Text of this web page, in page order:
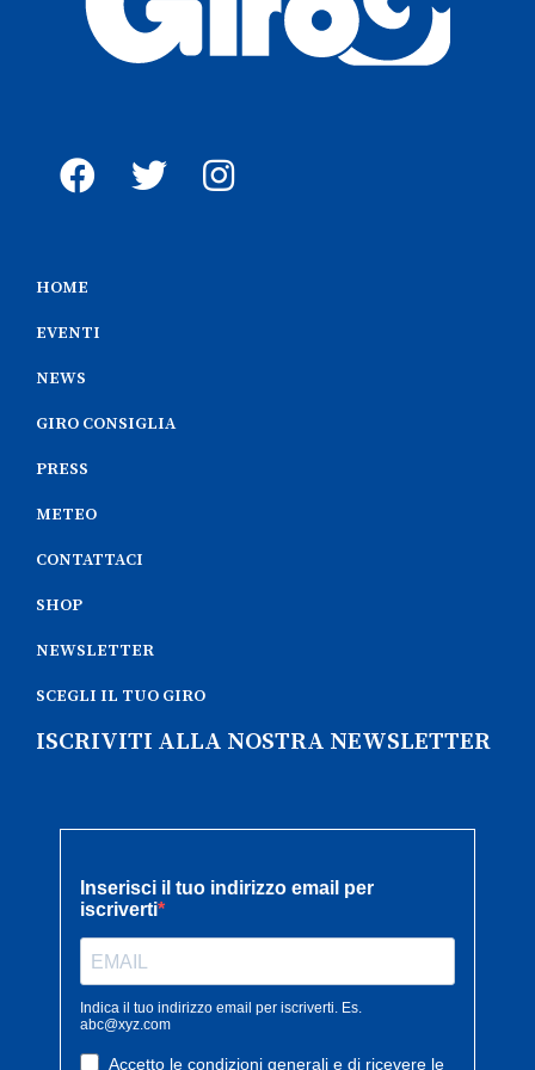
HOME
EVENTI
NEWS
GIRO CONSIGLIA
PRESS
METEO
CONTATTACI
SHOP
NEWSLETTER
SCEGLI IL TUO GIRO
ISCRIVITI ALLA NOSTRA NEWSLETTER